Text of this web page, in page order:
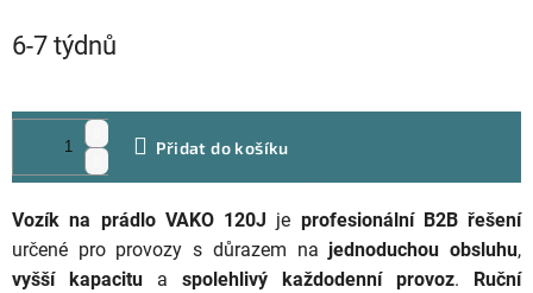
cena:
6-7 týdnů
Přidat do košíku
Vozík na prádlo VAKO 120J je profesionální B2B řešení
určené pro provozy s důrazem na jednoduchou obsluhu,
vyšší kapacitu a spolehlivý každodenní provoz.
Ruční